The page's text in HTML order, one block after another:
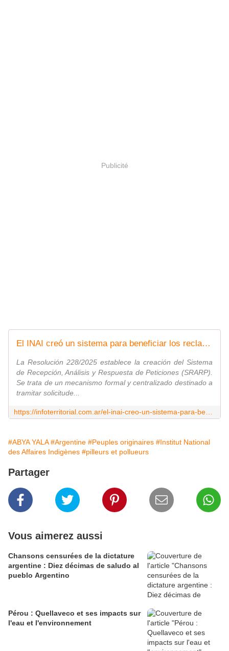
Publicité
El INAI creó un sistema para beneficiar los reclamos privados
La Resolución 228/2025 establece la creación del Sistema
de Recepción, Análisis y Respuesta de Peticiones (SRARP).
Se trata de un mecanismo formal y centralizado destinado a
tramitar solicitude...
#ABYA YALA #Argentine #Peuples originaires #Institut National
des Affaires Indigènes #pilleurs et pollueurs
Partager
Vous aimerez aussi
Chansons censurées de la dictature
argentine : Diez décimas de saludo al
pueblo Argentino
Pérou : Quellaveco et ses impacts sur
l'eau et l'environnement